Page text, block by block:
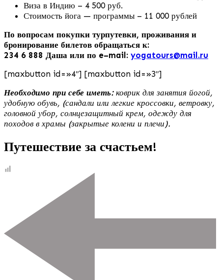
Виза в Индию – 4 500 руб.
Стоимость йога — программы – 11 000 рублей
По вопросам покупки турпутевки, проживания и
бронирование билетов обращаться к:
234 6 888 Даша или по e–mail: yogatours@mail.ru
[maxbutton id=»4″] [maxbutton id=»3″]
Необходимо при себе иметь:коврик для занятия йогой,
удобную обувь, (сандали или легкие кроссовки, ветровку,
головной убор, солнцезащитный крем, одежду для
походов в храмы (закрытые колени и плечи).
Путешествие за счастьем!